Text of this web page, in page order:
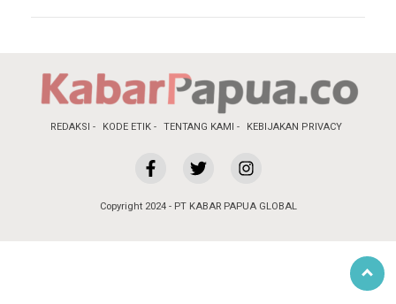
REDAKSI KODE ETIK TENTANG KAMI KEBIJAKAN PRIVACY
Copyright 2024 - PT KABAR PAPUA GLOBAL